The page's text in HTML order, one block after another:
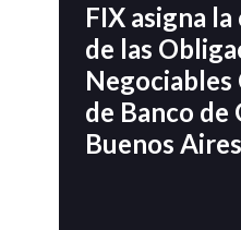
FIX asigna
de las
Negociables
de Banco de
Buenos